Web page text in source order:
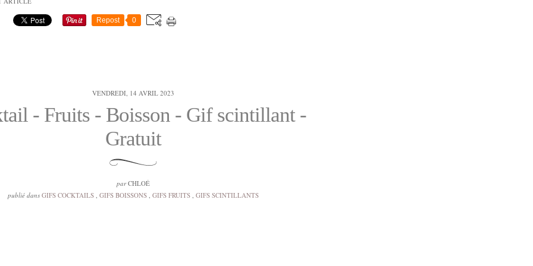
Repost 0
VENDREDI, 14 AVRIL 2023
- Fruits - Boisson - Gif scintillant -
Gratuit
parCHLOÉ
publié dans GIFS COCKTAILS , GIFS BOISSONS , GIFS FRUITS , GIFS SCINTILLANTS